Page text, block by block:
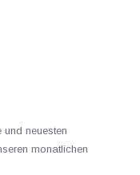
und neuesten
monatlichen